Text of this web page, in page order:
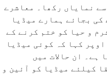
نمایاں رکھا۔ معاشرے
بجائے ہمارے میڈیا
و حیا کو ختم کرنے کے
کہا کہ کوئی میڈیا
ہے۔ ان حالات میں
کیلئے میڈیا کو آئین و